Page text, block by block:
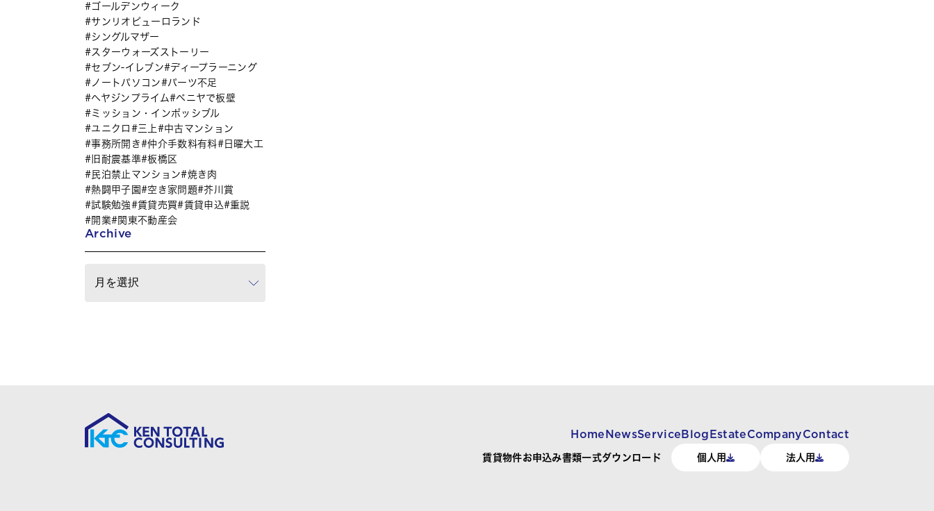
ゴールデンウィーク
サンリオピューロランド
シングルマザー
スターウォーズストーリー
セブン-イレブン
ディープラーニング
ノートパソコン
パーツ不足
ヘヤジンプライム
ベニヤで板壁
ミッション・インポッシブル
ユニクロ
三上
中古マンション
事務所開き
仲介手数料有料
日曜大工
旧耐震基準
板橋区
民泊禁止マンション
焼き肉
熱闘甲子園
空き家問題
芥川賞
試験勉強
賃貸売買 賃貸申込
重説
開業
関東不動産会
Archive
HomeNewsServiceBlogEstateCompanyContact
賃貸物件お申込み書類一式ダウンロード 個人用 法人用